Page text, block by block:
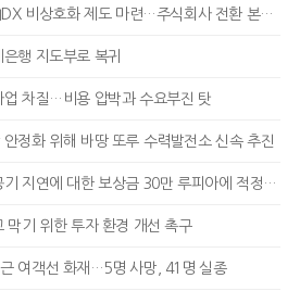
비상호화 제도 마련…주식회사 전환 본격화
행 지도부로 복귀
업 차질…비용 압박과 수요부진 탓
정화 위해 바땅 또루 수력발전소 신속 추진
지연에 대한 보상금 30만 루피아에 적정성 제기
막기 위한 투자 환경 개선 촉구
여객선 화재…5명 사망, 41명 실종